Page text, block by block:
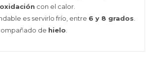
oxidación con el calor.
es servirlo frío, entre 6 y 8 grados.
de hielo.